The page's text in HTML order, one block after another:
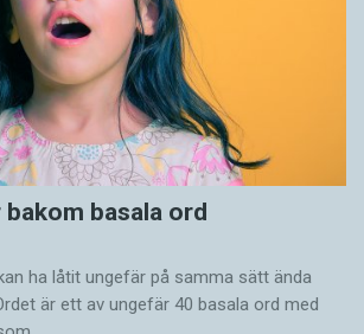
bakom basala ord
ha låtit ungefär på samma sätt ända
är ett av ungefär 40 basala ord med